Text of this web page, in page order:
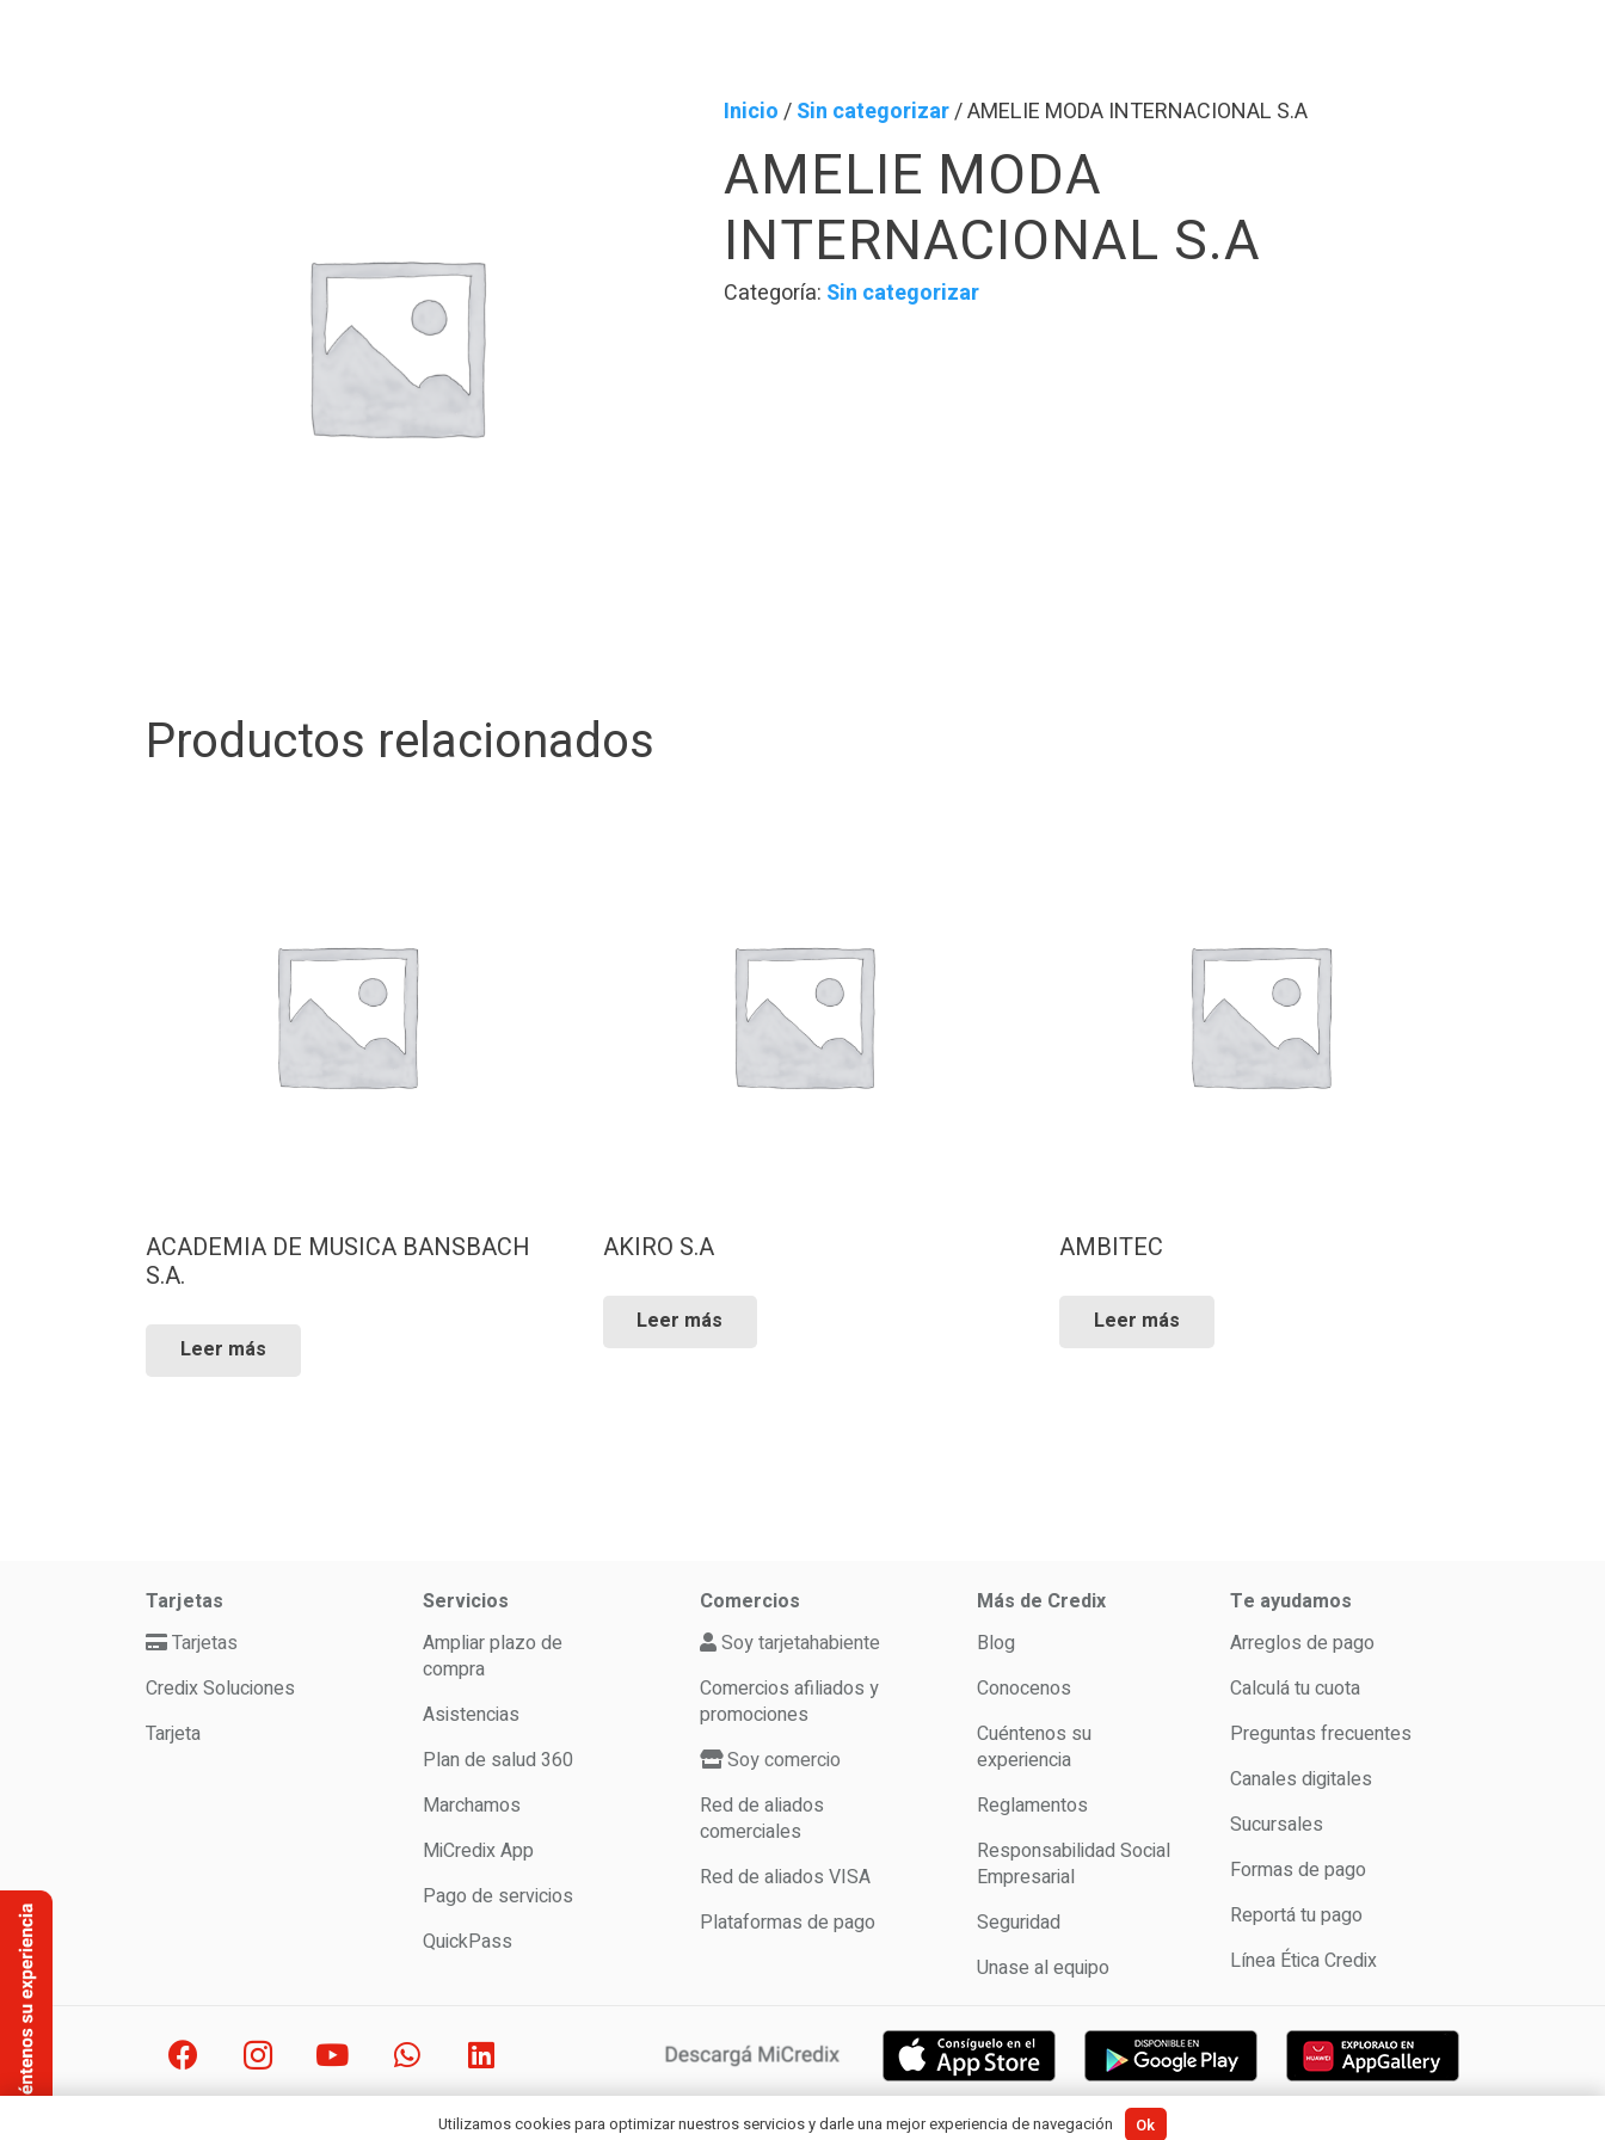
Inicio/Sin categorizar/ AMELIE MODA INTERNACIONAL S.A
AMELIE MODA
INTERNACIONAL S.A
Categoría: Sin categorizar
Productos relacionados
ACADEMIA DE MUSICA BANSBACH
S.A.
Leer más
AKIRO S.A
Leer más
AMBITEC
Leer más
Tarjetas
Tarjetas
Credix Soluciones
Tarjeta
Servicios
Ampliar plazo de
compra
Asistencias
Plan de salud 360
Marchamos
MiCredix App
Pago de servicios
QuickPass
Comercios
Soy tarjetahabiente
Comercios afiliados y
promociones
Soy comercio
Red de aliados
comerciales
Red de aliados VISA
Plataformas de pago
Más de Credix
Blog
Conocenos
Cuéntenos su
experiencia
Reglamentos
Responsabilidad Social
Empresarial
Seguridad
Unase al equipo
Te ayudamos
Arreglos de pago
Calculá tu cuota
Preguntas frecuentes
Canales digitales
Sucursales
Formas de pago
Reportá tu pago
Línea Ética Credix
2021 Credix World. Todos los derechos reservados. |Cookies|Privacidad|Términos y condiciones
Utilizamos cookies para optimizar nuestros servicios y darle una mejor experiencia de navegación Ok